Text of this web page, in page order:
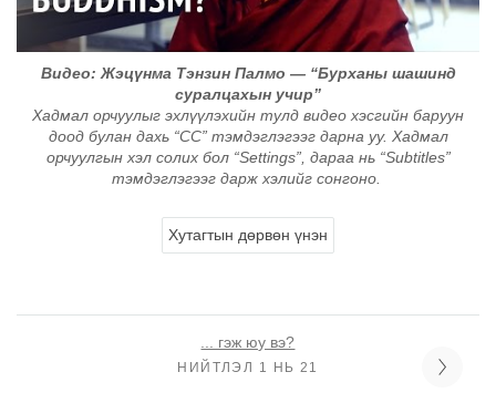
Видео: Жэцүнма Тэнзин Палмо — “Бурханы шашинд
суралцахын учир”
Хадмал орчуулыг эхлүүлэхийн тулд видео хэсгийн баруун
доод булан дахь “CC” тэмдэглэгээг дарна уу. Хадмал
орчуулгын хэл солих бол “Settings”, дараа нь “Subtitles”
тэмдэглэгээг дарж хэлийг сонгоно.
Хутагтын дөрвөн үнэн
... гэж юу вэ?
НИЙТЛЭЛ 1 НЬ 21